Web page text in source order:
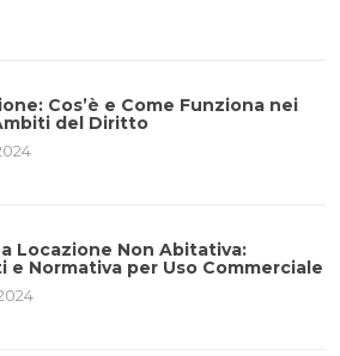
Cos’è e Come Funziona nei
del Diritto
Locazione Non Abitativa:
e Normativa per Uso Commerciale